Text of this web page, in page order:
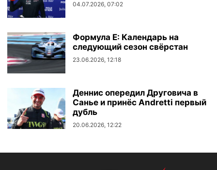
04.07.2026, 07:02
Формула E: Календарь на
следующий сезон свёрстан
23.06.2026, 12:18
Деннис опередил Друговича в
Санье и принёс Andretti первый
дубль
20.06.2026, 12:22